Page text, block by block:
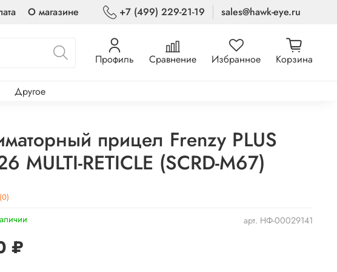
О магазине +7 (499) 229-21-19 sales@hawk-eye.ru
Профиль Сравнение Избранное Корзина
Другое
(0)
арт. НФ-00029141
прицел Frenzy PLUS
MULTI-RETICLE (SCRD-M67)
₽